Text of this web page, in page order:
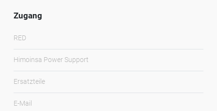
Zugang
RED
Himoinsa Power Support
Ersatzteile
E-Mail